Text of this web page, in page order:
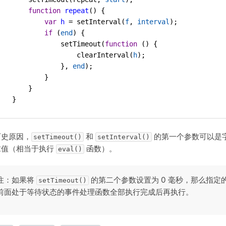
function
repeat () {
var
h = setInterval (f, interval );
if (end ) {
setTimeout (function () {
clearInterval ( h);
},
end );
}
}
}
原因， setTimeout() 和 setInterval()
的第一个参数可以是
（相当于执行 eval() 函数）。
：如果将 setTimeout()
的第二个参数设置为 0 毫秒，那么指定
面处于等待状态的事件处理函数全部执行完成后再执行。